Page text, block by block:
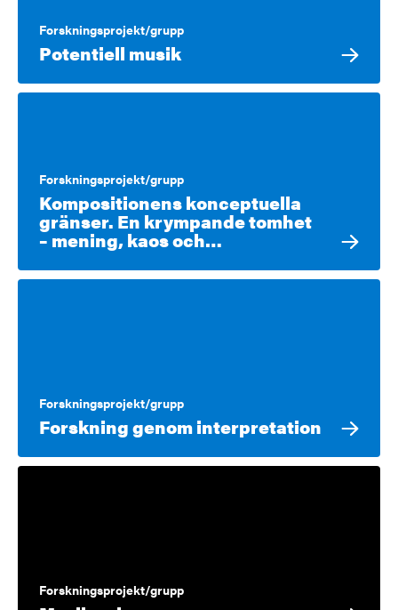
Forskningsprojekt/grupp
Potentiell musik
Forskningsprojekt/grupp
Kompositionens konceptuella
gränser. En krympande tomhet
– mening, kaos och…
Forskningsprojekt/grupp
Forskning genom interpretation
Forskningsprojekt/grupp